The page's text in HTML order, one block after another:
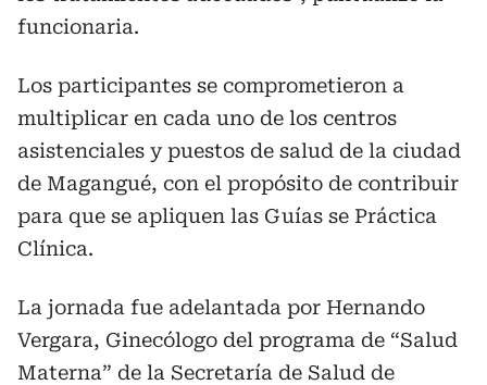
funcionaria.
Los participantes se comprometieron a
multiplicar en cada uno de los centros
asistenciales y puestos de salud de la ciudad
de Magangué, con el propósito de contribuir
para que se apliquen las Guías se Práctica
Clínica.
La jornada fue adelantada por Hernando
Vergara, Ginecólogo del programa de “Salud
Materna” de la Secretaría de Salud de